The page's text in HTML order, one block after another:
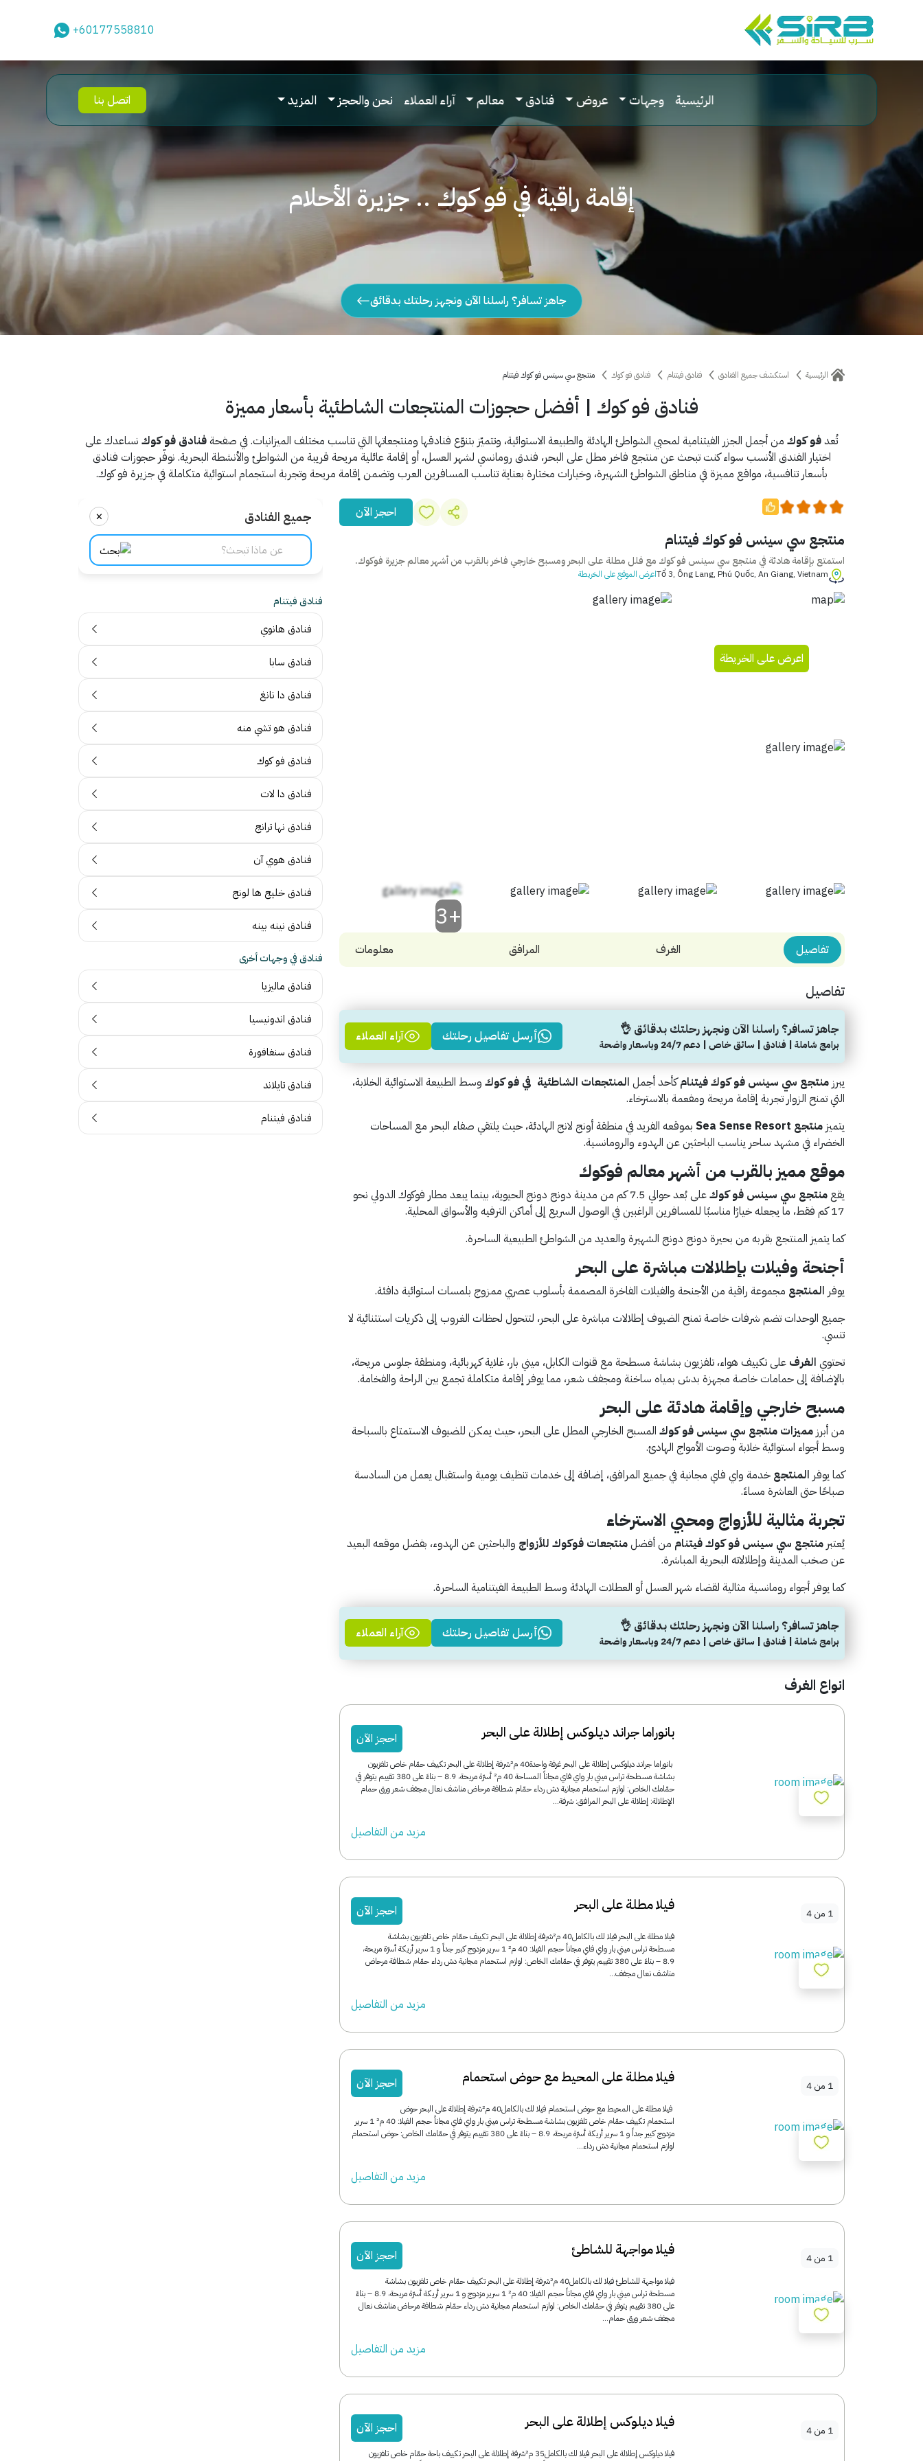
+60177558810
الرئيسية وجهات عروض فنادق معالم آراء العملاء نحن والحجز المزيد اتصل بنا
إقامة راقية في فو كوك .. جزيرة الأحلام
جاهز تسافر؟ راسلنا الآن ونجهز رحلتك بدقائق
الرئيسية استكشف جميع الفنادق فنادق فيتنام فنادق فو كوك منتجع سي سينس فو كوك فيتنام
فنادق فو كوك | أفضل حجوزات المنتجعات الشاطئية بأسعار مميزة
تُعدفو كوك من أجمل الجزر الفيتنامية لمحبي الشواطئ الهادئة والطبيعة الاستوائية، وتتميّز بتنوّع فنادقها ومنتجعاتها التي تناسب مختلف الميزانيات. في صفحة فنادق فو كوك نساعدك على
اختيار الفندق الأنسب سواء كنت تبحث عن منتجع فاخر مطل على البحر، فندق رومانسي لشهر العسل، أو إقامة عائلية مريحة قريبة من الشواطئ والأنشطة البحرية. نوفّر حجوزات فنادق
بأسعار تنافسية، مواقع مميزة في مناطق الشواطئ الشهيرة، وخيارات مختارة بعناية تناسب المسافرين العرب وتضمن إقامة مريحة وتجربة استجمام استوائية متكاملة في جزيرة فو كوك.
احجز الآن
منتجع سي سينس فو كوك فيتنام
استمتع بإقامة هادئة في منتجع سي سينس فو كوك مع فلل مطلة على البحر ومسبح خارجي فاخر بالقرب من أشهر معالم جزيرة فوكوك.
Tổ 3, Ông Lang, Phú Quốc, An Giang, Vietnamاعرض الموقع على الخريطة
اعرض على الخريطة
+3
تفاصيل الغرف المرافق معلومات
تفاصيل
جاهز تسافر؟ راسلنا الآن ونجهز رحلتك بدقائق 👌
برامج شاملة | فنادق | سائق خاص | دعم 24/7 وباسعار واضحة أرسل تفاصيل رحلتك آراء العملاء
يبرز منتجع سي سينس فو كوك فيتنامكأحد أجمل المنتجعات الشاطئية في فو كوك وسط الطبيعة الاستوائية الخلابة،
التي تمنح الزوار تجربة إقامة مريحة ومفعمة بالاسترخاء.
يتميز منتجع Sea Sense Resort
بموقعه الفريد في منطقة أونج لانج الهادئة، حيث يلتقي صفاء البحر مع المساحات
الخضراء في مشهد ساحر يناسب الباحثين عن الهدوء والرومانسية.
موقع مميز بالقرب من أشهر معالم فوكوك
يقعمنتجع سي سينس فو كوك
على بُعد حوالي 7.5 كم من مدينة دونج دونج الحيوية، بينما يبعد مطار فوكوك الدولي نحو
17 كم فقط، ما يجعله خيارًا مناسبًا للمسافرين الراغبين في الوصول السريع إلى أماكن الترفيه والأسواق المحلية.
كما يتميز المنتجع بقربه من بحيرة دونج دونج الشهيرة والعديد من الشواطئ الطبيعية الساحرة.
أجنحة وفيلات بإطلالات مباشرة على البحر
يوفر المنتجع مجموعة راقية من الأجنحة والفيلات الفاخرة المصممة بأسلوب عصري ممزوج بلمسات استوائية دافئة.
جميع الوحدات تضم شرفات خاصة تمنح الضيوف إطلالات مباشرة على البحر، لتتحول لحظات الغروب إلى ذكريات استثنائية لا
تنسي.
تحتوي الغرف على تكييف هواء، تلفزيون بشاشة مسطحة مع قنوات الكابل، ميني بار، غلاية كهربائية، ومنطقة جلوس مريحة،
بالإضافة إلى حمامات خاصة مجهزة بدش بمياه ساخنة ومجفف شعر، مما يوفر إقامة متكاملة تجمع بين الراحة والفخامة.
مسبح خارجي وإقامة هادئة على البحر
من أبرز مميزات منتجع سي سينس فو كوك المسبح الخارجي المطل على البحر، حيث يمكن للضيوف الاستمتاع بالسباحة
وسط أجواء استوائية خلابة وصوت الأمواج الهادئ.
كما يوفر المنتجع خدمة واي فاي مجانية في جميع المرافق، إضافة إلى خدمات تنظيف يومية واستقبال يعمل من السادسة
صباحًا حتى العاشرة مساءً.
تجربة مثالية للأزواج ومحبي الاسترخاء
يُعتبر منتجع سي سينس فو كوك فيتنام من أفضلمنتجعات فوكوك للأزواج والباحثين عن الهدوء، بفضل موقعه البعيد
عن صخب المدينة وإطلالاته البحرية المباشرة.
كما يوفر أجواء رومانسية مثالية لقضاء شهر العسل أو العطلات الهادئة وسط الطبيعة الفيتنامية الساحرة.
جاهز تسافر؟ راسلنا الآن ونجهز رحلتك بدقائق 👌
برامج شاملة | فنادق | سائق خاص | دعم 24/7 وباسعار واضحة أرسل تفاصيل رحلتك آراء العملاء
انواع الغرف
1 من4
بانوراما جراند ديلوكس إطلالة على البحر احجز الآن
بانوراما جراند ديلوكس إطلالة على البحر غرفة واحدة40 م²شرفة إطلالة على البحر تكييف حمّام خاص تلفزيون
بشاشة مسطحة تراس ميني بار واي فاي مجاناً المساحة 40 م² أسرّة مريحة، 8.9 – بناءً على 380 تقييم يتوفر في
حمّامك الخاص: لوازم استحمام مجانية دش رداء حمّام شطافة مرحاض مناشف نعال مجفف شعر ورق حمام
الإطلالة: إطلالة على البحر المرافق: شرفة...
مزید من التفاصیل
1 من4
فيلا مطلة على البحر احجز الآن
فيلا مطلة على البحر فيلا لك بالكامل40 م²شرفة إطلالة على البحر تكييف حمّام خاص تلفزيون بشاشة
مسطحة تراس ميني بار واي فاي مجاناً حجم الفيلا: 40 م² 1 سرير مزدوج كبير جداً و 1 سرير أريكة أسرّة مريحة،
8.9 – بناءً على 380 تقييم يتوفر في حمّامك الخاص: لوازم استحمام مجانية دش رداء حمّام شطافة مرحاض
مناشف نعال مجفف...
مزید من التفاصیل
1 من4
فيلا مطلة على المحيط مع حوض استحمام احجز الآن
فيلا مطلة على المحيط مع حوض استحمام فيلا لك بالكامل40 م²شرفة إطلالة على البحر حوض
استحمام تكييف حمّام خاص تلفزيون بشاشة مسطحة تراس ميني بار واي فاي مجاناً حجم الفيلا: 40 م² 1 سرير
مزدوج كبير جداً و 1 سرير أريكة أسرّة مريحة، 8.9 – بناءً على 380 تقييم يتوفر في حمّامك الخاص: حوض استحمام
لوازم استحمام مجانية دش رداء...
مزید من التفاصیل
1 من4
فيلا مواجهة للشاطئ احجز الآن
فيلا مواجهة للشاطئ فيلا لك بالكامل40 م²شرفة إطلالة على البحر تكييف حمّام خاص تلفزيون بشاشة
مسطحة تراس ميني بار واي فاي مجاناً حجم الفيلا: 40 م² 1 سرير مزدوج و 1 سرير أريكة أسرّة مريحة، 8.9 – بناءً
على 380 تقييم يتوفر في حمّامك الخاص: لوازم استحمام مجانية دش رداء حمّام شطافة مرحاض مناشف نعال
مجفف شعر ورق حمام...
مزید من التفاصیل
فيلا ديلوكس إطلالة على البحر احجز الآن
فيلا ديلوكس إطلالة على البحر فيلا لك بالكامل35 م²شرفة إطلالة على البحر تكييف باحة حمّام خاص تلفزيون
جميع الفنادق ×
فنادق فيتنام
فنادق هانوي
فنادق سابا
فنادق دا نانغ
فنادق هو تشي منه
فنادق فو كوك
فنادق دا لات
فنادق نها ترانج
فنادق هوي آن
فنادق خليج ها لونج
فنادق نينه بينه
فنادق في وجهات أخرى
فنادق ماليزيا
فنادق اندونيسيا
فنادق سنغافورة
فنادق تايلاند
فنادق فيتنام